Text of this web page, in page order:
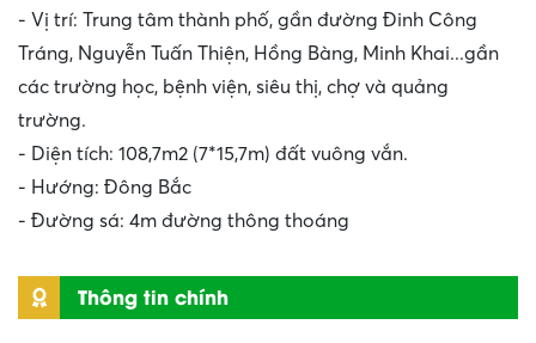
- Vị trí: Trung tâm thành phố, gần đường Đinh Công
Tráng, Nguyễn Tuấn Thiện, Hồng Bàng, Minh Khai...gần
các trường học, bệnh viện, siêu thị, chợ và quảng
trường.
- Diện tích: 108,7m2 (7*15,7m) đất vuông vắn.
- Hướng: Đông Bắc
- Đường sá: 4m đường thông thoáng
Thông tin chính